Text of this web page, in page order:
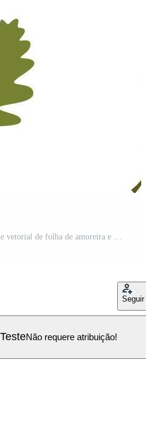
Seguir
Não requere atribuição!